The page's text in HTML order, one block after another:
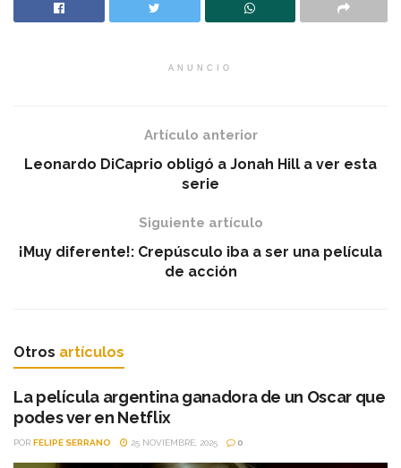
ANUNCIO
Artículo anterior
Leonardo DiCaprio obligó a Jonah Hill a ver esta
serie
Siguiente artículo
¡Muy diferente!: Crepúsculo iba a ser una película
de acción
Otros artículos
La película argentina ganadora de un Oscar que
podes ver en Netflix
POR FELIPE SERRANO 25 NOVIEMBRE, 2025 0